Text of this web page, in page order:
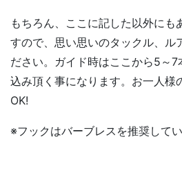
もちろん、ここに記した以外にも
すので、思い思いのタックル、ル
ださい。ガイド時はここから5～7
込み頂く事になります。お一人様
OK!
※フックはバーブレスを推奨してい